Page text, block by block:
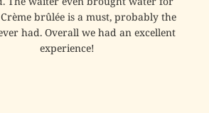
brûlée is a must, probably the
had. Overall we had an excellent
experience!